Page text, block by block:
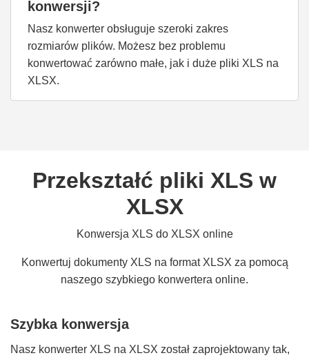
konwersji?
Nasz konwerter obsługuje szeroki zakres
rozmiarów plików. Możesz bez problemu
konwertować zarówno małe, jak i duże pliki XLS na
XLSX.
Przekształć pliki XLS w
XLSX
Konwersja XLS do XLSX online
Konwertuj dokumenty XLS na format XLSX za pomocą
naszego szybkiego konwertera online.
Szybka konwersja
Nasz konwerter XLS na XLSX został zaprojektowany tak,